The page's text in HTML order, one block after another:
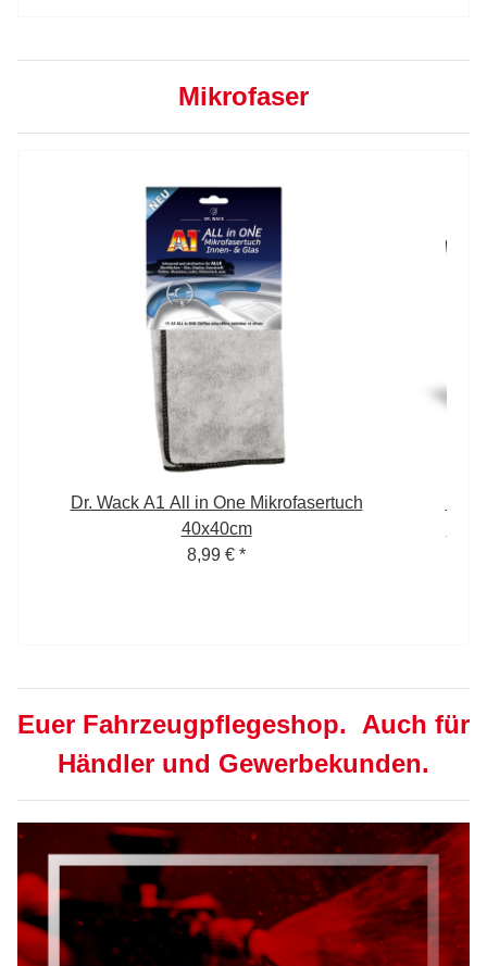
Mikrofaser
Dr. Wack A1 All in One Mikrofasertuch
40x40cm
8,99 € *
Euer Fahrzeugpflegeshop. Auch für
Händler und Gewerbekunden.